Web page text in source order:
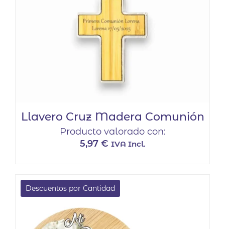
Llavero Cruz Madera Comunión
Producto valorado con:
5,97 € IVA Incl.
EN OFERTA
Descuentos por Cantidad